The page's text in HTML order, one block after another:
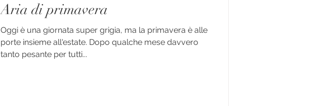
Aria di primavera
Oggi è una giornata super grigia, ma la primavera è alle
porte insieme all'estate. Dopo qualche mese davvero
tanto pesante per tutti...